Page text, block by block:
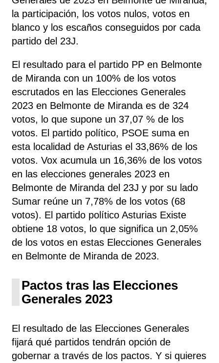
la participación, los votos nulos, votos en
blanco y los escaños conseguidos por cada
partido del 23J.
El resultado para el partido PP en Belmonte
de Miranda con un 100% de los votos
escrutados en las Elecciones Generales
2023 en Belmonte de Miranda es de 324
votos, lo que supone un 37,07 % de los
votos. El partido político, PSOE suma en
esta localidad de Asturias el 33,86% de los
votos. Vox acumula un 16,36% de los votos
en las elecciones generales 2023 en
Belmonte de Miranda del 23J y por su lado
Sumar reúne un 7,78% de los votos (68
votos). El partido político Asturias Existe
obtiene 18 votos, lo que significa un 2,05%
de los votos en estas Elecciones Generales
en Belmonte de Miranda de 2023.
Pactos tras las Elecciones
Generales 2023
El resultado de las Elecciones Generales
fijará qué partidos tendrán opción de
gobernar a través de los pactos. Y si quieres